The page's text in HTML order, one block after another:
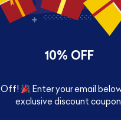
VIEW OPTIONS
10% OFF
Off!
Enter your email
exclusive discount